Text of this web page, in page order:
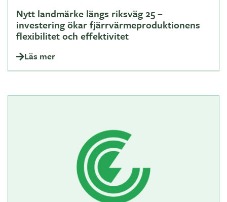
Nytt landmärke längs riksväg 25 –
investering ökar fjärrvärmeproduktionens
flexibilitet och effektivitet
Läs mer